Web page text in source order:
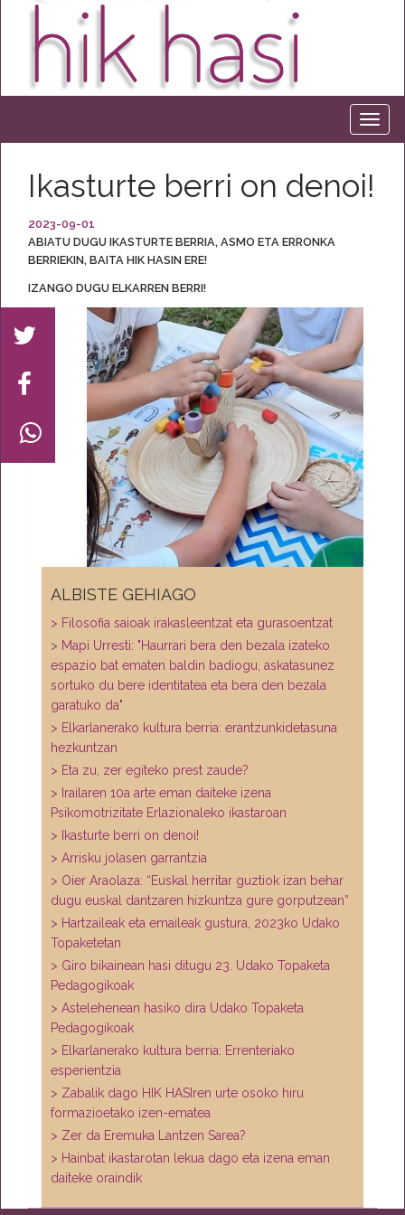
Ikasturte berri on denoi!
2023-09-01
ABIATU DUGU IKASTURTE BERRIA, ASMO ETA ERRONKA
BERRIEKIN, BAITA HIK HASIN ERE!
IZANGO DUGU ELKARREN BERRI!
ALBISTE GEHIAGO
> Filosofia saioak irakasleentzat eta gurasoentzat
> Mapi Urresti: "Haurrari bera den bezala izateko
espazio bat ematen baldin badiogu, askatasunez
sortuko du bere identitatea eta bera den bezala
garatuko da"
> Elkarlanerako kultura berria: erantzunkidetasuna
hezkuntzan
> Eta zu, zer egiteko prest zaude?
> Irailaren 10a arte eman daiteke izena
Psikomotrizitate Erlazionaleko ikastaroan
> Ikasturte berri on denoi!
> Arrisku jolasen garrantzia
> Oier Araolaza: “Euskal herritar guztiok izan behar
dugu euskal dantzaren hizkuntza gure gorputzean”
> Hartzaileak eta emaileak gustura, 2023ko Udako
Topaketetan
> Giro bikainean hasi ditugu 23. Udako Topaketa
Pedagogikoak
> Astelehenean hasiko dira Udako Topaketa
Pedagogikoak
> Elkarlanerako kultura berria: Errenteriako
esperientzia
> Zabalik dago HIK HASIren urte osoko hiru
formazioetako izen-ematea
> Zer da Eremuka Lantzen Sarea?
> Hainbat ikastarotan lekua dago eta izena eman
daiteke oraindik